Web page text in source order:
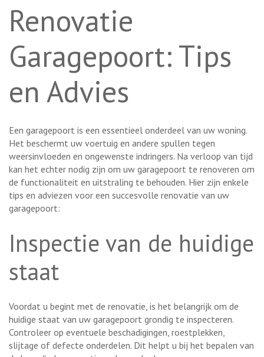
Renovatie
Garagepoort: Tips
en Advies
Een garagepoort is een essentieel onderdeel van uw woning.
Het beschermt uw voertuig en andere spullen tegen
weersinvloeden en ongewenste indringers. Na verloop van tijd
kan het echter nodig zijn om uw garagepoort te renoveren om
de functionaliteit en uitstraling te behouden. Hier zijn enkele
tips en adviezen voor een succesvolle renovatie van uw
garagepoort:
Inspectie van de huidige
staat
Voordat u begint met de renovatie, is het belangrijk om de
huidige staat van uw garagepoort grondig te inspecteren.
Controleer op eventuele beschadigingen, roestplekken,
slijtage of defecte onderdelen. Dit helpt u bij het bepalen van